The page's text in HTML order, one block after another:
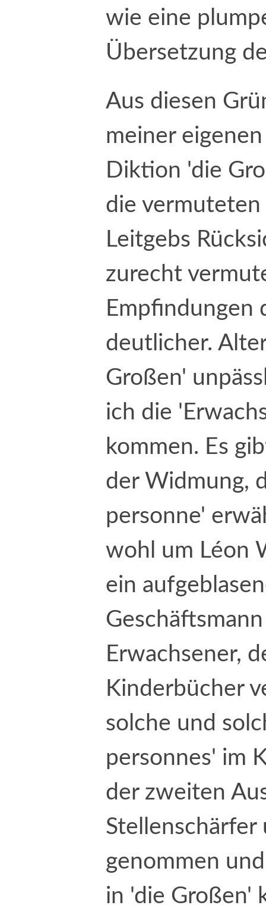
wie eine
Übersetzung
Aus diesen
meiner
Diktion 'die
die
Leitgebs
zurecht
Empfindungen
deutlicher.
Großen'
ich die
kommen. Es
der Widmung,
personne'
wohl um Léon
ein
Erwachsener,
Kinderbücher
solche und
personnes' im
der zweiten
Stellenschärfer
genommen
in 'die Großen'